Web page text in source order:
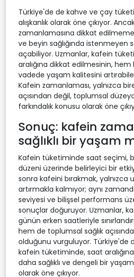
Türkiye'de de kahve ve çay
alışkanlık olarak öne çıkıyor.
zamanlamasına dikkat
ve beyin sağlığında istenmeyen
açabiliyor. Uzmanlar, kafein
aralığına dikkat edilmesinin, hem
vadede yaşam kalitesini
Kafein zamanlaması, yalnızca
açısından değil, toplumsal
farkındalık konusu olarak öne
Sonuç: kafein
sağlıklı bir yaşam
Kafein tüketiminde saat seçimi,
düzeni üzerinde belirleyici bir
sonra kafeini bırakmak, yalnızca
artırmakla kalmıyor; aynı
seviyesi ve bilişsel performans
sonuçlar doğuruyor. Uzmanlar,
günün erken saatleriyle
hem de toplumsal sağlık
olduğunu vurguluyor. Türkiye'de
kafein tüketiminde, saat
daha sağlıklı ve dengeli bir
olarak öne çıkıyor.